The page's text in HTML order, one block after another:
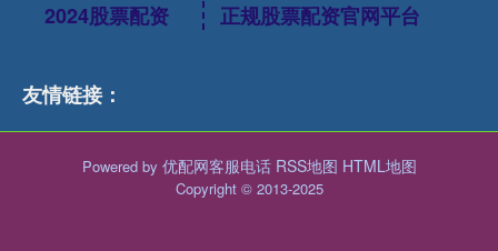
2024股票配资 正规股票配资官网平台
友情链接：
Powered by 优配网客服电话 RSS地图 HTML地图
Copyright © 2013-2025